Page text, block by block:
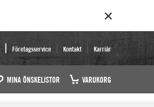
Företagsservice Kontakt Karriär
MINA ÖNSKELISTOR VARUKORG